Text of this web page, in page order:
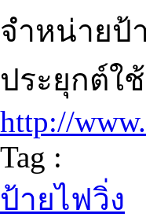
จำหน่ายป้
ประยุกต์ใ
http://
Tag :
ป้ายไฟวิ่ง